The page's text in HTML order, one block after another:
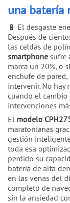
una batería
🔋 El desgaste
Después de
las celdas de
smartphone sufre
marca un 20%, o
enchufe de
intervenir. No hay
cuando el
intervenciones
El modelo
maratonianas
gestión
toda esa
perdido su
batería de alta
en las venas del
completo de
sin la ansiedad